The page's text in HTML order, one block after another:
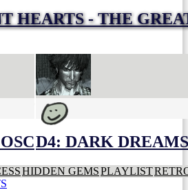
HEARTS - THE
D4: DARK
HIDDEN GEMSPLAYLIST